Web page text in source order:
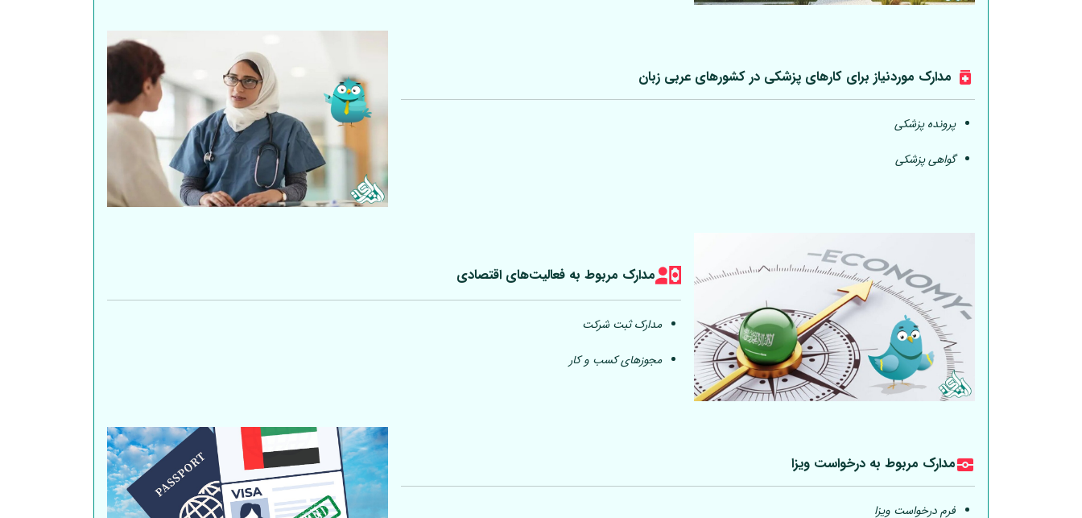
مدارک موردنیاز برای کارهای پزشکی در کشورهای عربی زبان
پرونده پزشکی
گواهی پزشکی
مدارک مربوط به فعالیت‎‌های اقتصادی
مدارک ثبت شرکت
مجوزهای کسب و کار
مدارک مربوط به درخواست ویزا
فرم درخواست ویزا